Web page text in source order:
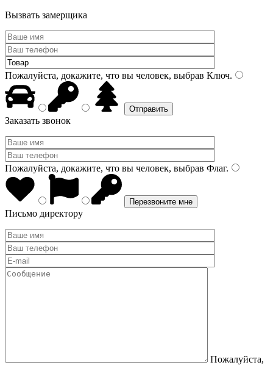
Вызвать замерщика
Пожалуйста, докажите, что вы человек, выбрав Ключ.
Заказать звонок
Пожалуйста, докажите, что вы человек, выбрав Флаг.
Письмо директору
Пожалуйста,